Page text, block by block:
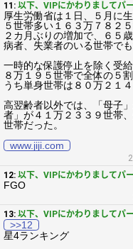
11: 以下、VIPにかわりましてパ
厚生労働省は１日、５月に
５世帯多い１６３万７８２
２カ月ぶりの増加で、６５
病者、失業者のいる世帯でも
一時的な保護停止を除く受
８万１９５世帯で全体の５
うち単身世帯は８０万２１４
高翌齢者以外では、「母子
者」が４１万２３３９世帯
世帯だった。
www.jiji.com
12: 以下、VIPにかわりましてパ
FGO
13: 以下、VIPにかわりましてパ
>>12
星4ランキング